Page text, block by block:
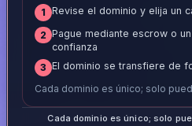
1 Revise el dominio y elija un
2 Pague mediante escrow o
confianza
3 El dominio se transfiere de
Cada dominio es único; solo
Cada dominio es único; solo